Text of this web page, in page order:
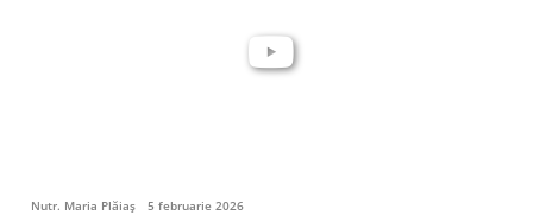
Nutr. Maria Plăiaș 5 februarie 2026